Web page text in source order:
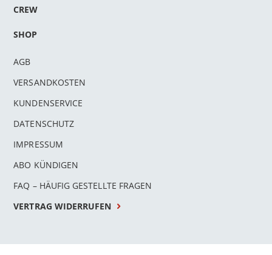
CREW
SHOP
AGB
VERSANDKOSTEN
KUNDENSERVICE
DATENSCHUTZ
IMPRESSUM
ABO KÜNDIGEN
FAQ – HÄUFIG GESTELLTE FRAGEN
VERTRAG WIDERRUFEN